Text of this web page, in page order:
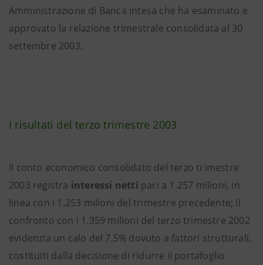
Amministrazione di Banca Intesa che ha esaminato e
approvato la relazione trimestrale consolidata al 30
settembre 2003.
I risultati del terzo trimestre 2003
Il conto economico consolidato del terzo trimestre
2003 registra interessi netti pari a 1.257 milioni, in
linea con i 1.253 milioni del trimestre precedente; il
confronto con i 1.359 milioni del terzo trimestre 2002
evidenzia un calo del 7,5% dovuto a fattori strutturali,
costituiti dalla decisione di ridurre il portafoglio